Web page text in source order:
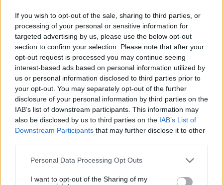
If you wish to opt-out of the sale, sharing to third parties, or
processing of your personal or sensitive information for
targeted advertising by us, please use the below opt-out
section to confirm your selection. Please note that after your
opt-out request is processed you may continue seeing
interest-based ads based on personal information utilized by
us or personal information disclosed to third parties prior to
your opt-out. You may separately opt-out of the further
disclosure of your personal information by third parties on the
IAB’s list of downstream participants. This information may
also be disclosed by us to third parties on the IAB’s List of
Downstream Participants that may further disclose it to other
Please note that this website/app uses one or more Google
not limited to your visit or usage behaviour. You may click to
Personal Data Processing Opt Outs
I want to opt-out of the Sharing of my
ιστορία του ποδοσφαίρου με μια υπογραφή σε...
χαρτοπετσέτα